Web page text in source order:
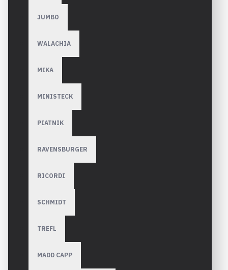
JUMBO
WALACHIA
MIKA
MINISTECK
PIATNIK
RAVENSBURGER
RICORDI
SCHMIDT
TREFL
MADD CAPP